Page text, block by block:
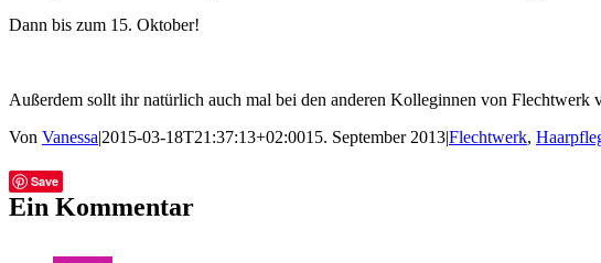
Dann bis zum 15. Oktober!
Außerdem sollt ihr natürlich auch mal bei den anderen Kolleginnen von Flechtwerk
Von Vanessa|2015-03-18T21:37:13+02:0015. September 2013|Flechtwerk,
Facebook
Twitter
Tumblr
Save E-
Mail
Ein Kommentar